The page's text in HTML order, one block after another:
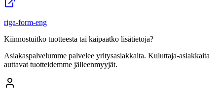
riga-form-eng
Kiinnostuitko tuotteesta tai kaipaatko lisätietoja?
Asiakaspalvelumme palvelee yritysasiakkaita. Kuluttaja-asiakkaita
auttavat tuotteidemme jälleenmyyjät.